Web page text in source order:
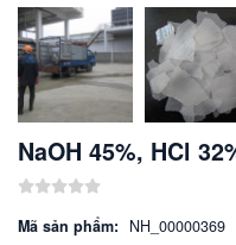
NaOH 45%, HCl
Mã sản phẩm:
NH_00000369